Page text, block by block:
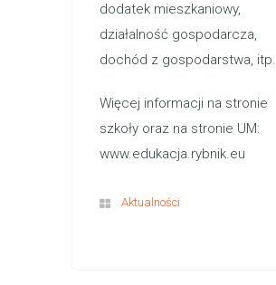
dodatek mieszkaniowy,
działalność gospodarcza,
dochód z gospodarstwa, itp.
Więcej informacji na stronie
szkoły oraz na stronie UM:
www.edukacja.rybnik.eu
Aktualności